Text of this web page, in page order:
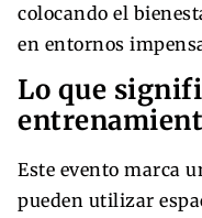
colocando el
en entornos
Lo que
Este evento marca
pueden utilizar